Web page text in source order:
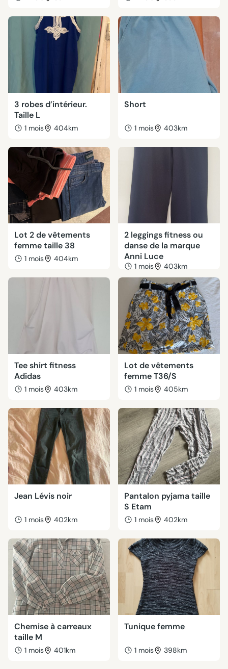
3 robes d’intérieur.
Taille L
1 mois 404km
Short
1 mois 403km
Lot 2 de vêtements
femme taille 38
1 mois 404km
2 leggings fitness ou
danse de la marque
Anni Luce
1 mois 403km
Tee shirt fitness
Adidas
1 mois 403km
Lot de vêtements
femme T36/S
1 mois 405km
Jean Lévis noir
1 mois 402km
Pantalon pyjama taille
S Etam
1 mois 402km
Chemise à carreaux
taille M
1 mois 401km
Tunique femme
1 mois 398km